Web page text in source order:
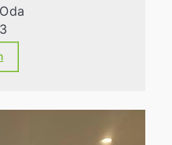
Oda
3